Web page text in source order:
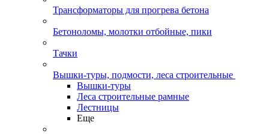
Трансформаторы для прогрева бетона
Бетоноломы, молотки отбойные, пики
Тачки
Вышки-туры, подмости, леса строительные
Вышки-туры
Леса строительные рамные
Лестницы
Еще